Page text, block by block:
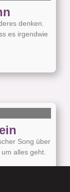
denken.
es irgendwie
Song über
alles geht.